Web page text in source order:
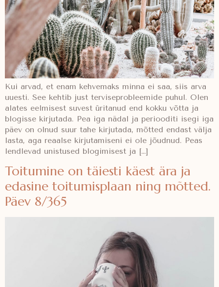
Kui arvad, et enam kehvemaks minna ei saa, siis arva
uuesti. See kehtib just terviseprobleemide puhul. Olen
alates eelmisest suvest üritanud end kokku võtta ja
blogisse kirjutada. Pea iga nädal ja periooditi isegi iga
päev on olnud suur tahe kirjutada, mõtted endast välja
lasta, aga reaalse kirjutamiseni ei ole jõudnud. Peas
lendlevad unistused blogimisest ja […]
Toitumine on täiesti käest ära ja
edasine toitumisplaan ning mõtted.
Päev 8/365